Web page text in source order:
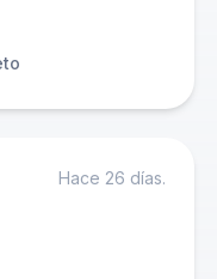
Hace 26 días.